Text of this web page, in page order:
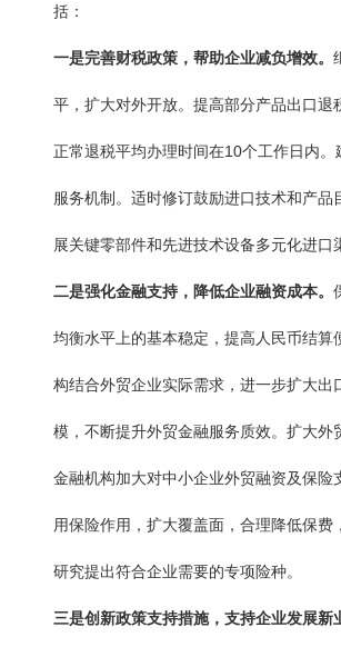
括：
一是完善财税政策，帮助企业减负增效。
平，扩大对外开放。提高部分产品出口退
正常退税平均办理时间在10个工作日内
服务机制。适时修订鼓励进口技术和产品
展关键零部件和先进技术设备多元化进口
二是强化金融支持，降低企业融资成本。
均衡水平上的基本稳定，提高人民币结算
构结合外贸企业实际需求，进一步扩大出
模，不断提升外贸金融服务质效。扩大外
金融机构加大对中小企业外贸融资及保险
用保险作用，扩大覆盖面，合理降低保费
研究提出符合企业需要的专项险种。
三是创新政策支持措施，支持企业发展新